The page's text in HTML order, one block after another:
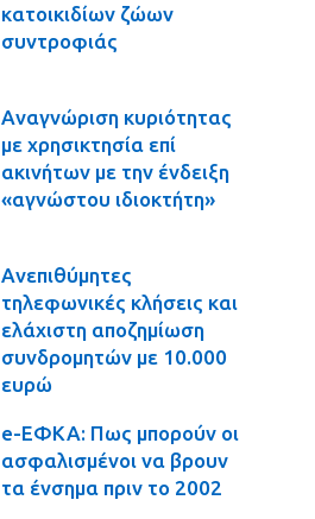
κατοικιδίων ζώων
συντροφιάς
Αναγνώριση κυριότητας
με χρησικτησία επί
ακινήτων με την ένδειξη
«αγνώστου ιδιοκτήτη»
Ανεπιθύμητες
τηλεφωνικές κλήσεις και
ελάχιστη αποζημίωση
συνδρομητών με 10.000
ευρώ
e-ΕΦΚΑ: Πως μπορούν οι
ασφαλισμένοι να βρουν
τα ένσημα πριν το 2002